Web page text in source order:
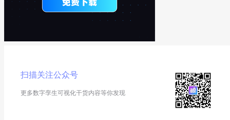
扫描关注公众号
更多数字孪生可视化干货内容等你发现